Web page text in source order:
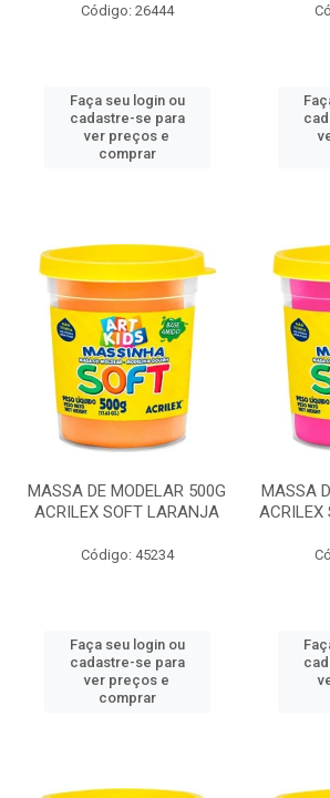
Código: 26444
Faça seu login ou
cadastre-se para
ver preços e
comprar
MASSA DE MODELAR 500G
ACRILEX SOFT LARANJA
Código: 45234
Faça seu login ou
cadastre-se para
ver preços e
comprar
MASSA
ACRILEX